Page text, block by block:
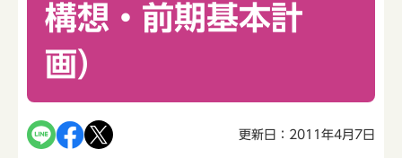
構想・前期基本計
画）
更新日：2011年4月7日